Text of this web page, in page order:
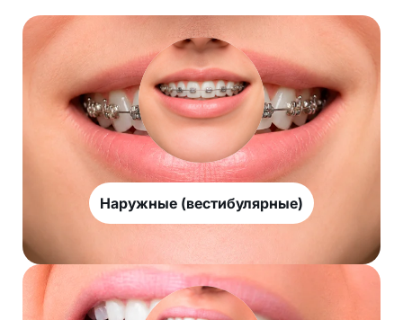
Наружные (вестибулярные)